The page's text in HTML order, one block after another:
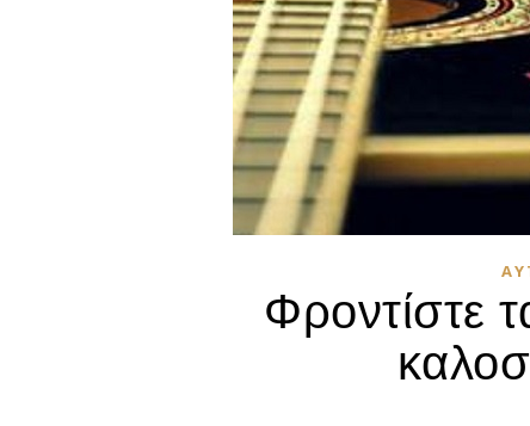
Φροντίστε